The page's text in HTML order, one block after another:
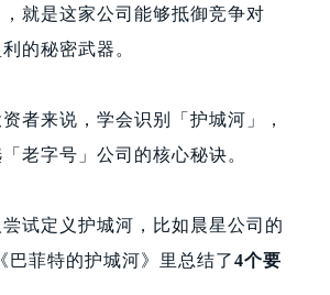
就是这家公司能够抵御竞争对
的秘密武器。
者来说，学会识别「护城河」，
老字号」公司的核心秘诀。
试定义护城河，比如晨星公司的
巴菲特的护城河》里总结了4个要